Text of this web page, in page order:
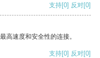
支持[0] 反对[0]
高速度和安全性的连接。
支持[0] 反对[0]